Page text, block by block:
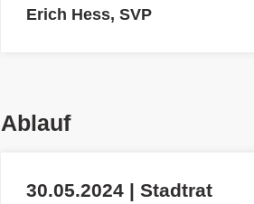
Erich Hess, SVP
Ablauf
30.05.2024 | Stadtrat